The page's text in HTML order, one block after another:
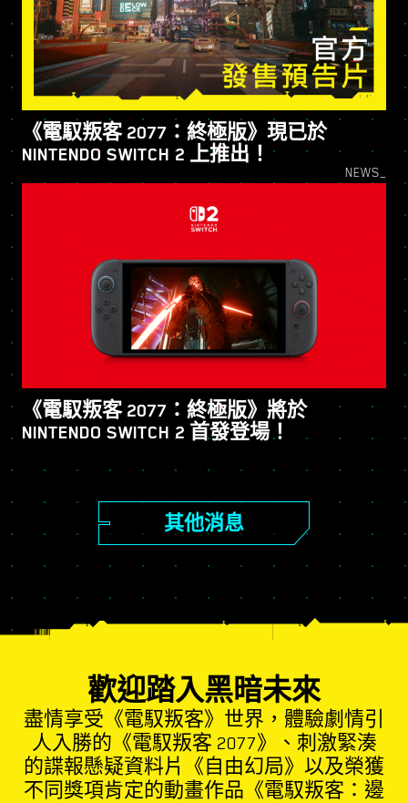
《電馭叛客 2077：終極版》現已於
NINTENDO SWITCH 2 上推出！
NEWS_
《電馭叛客 2077：終極版》將於
NINTENDO SWITCH 2 首發登場！
其他消息
歡迎踏入黑暗未來
盡情享受《電馭叛客》世界，體驗劇情引
人入勝的《電馭叛客 2077》、刺激緊湊
的諜報懸疑資料片《自由幻局》以及榮獲
不同獎項肯定的動畫作品《電馭叛客：邊